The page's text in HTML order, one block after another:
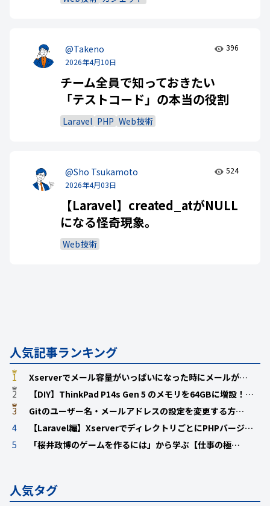
人気記事ランキング
1
Xserverでメール容量がいっぱいになった時にメールが…
2
【DIY】ThinkPad P14s Gen 5 のメモリを64GBに増設！…
3
Gitのユーザー名・メールアドレスの設定を変更する方…
4
【Laravel編】XserverでディレクトリごとにPHPバージ…
5
「桜井政博のゲームを作るには」から学ぶ【仕事の極…
人気タグ
@Takeno
2026年4月10日
396
チーム全員で知っておきたい
「テストコード」の本当の役割
Laravel PHP Web技術
@Sho Tsukamoto
2026年4月03日
524
【Laravel】created_atがNULL
になる怪奇現象。
Web技術